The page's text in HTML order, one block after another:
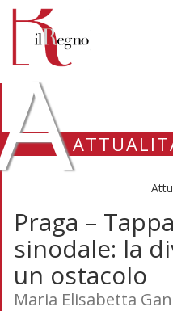
Praga –
sinodale: la
un ostacolo
Maria Elisabetta